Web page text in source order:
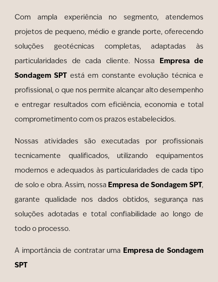
Com ampla experiência no segmento, atendemos
projetos de pequeno, médio e grande porte, oferecendo
soluções geotécnicas completas, adaptadas às
particularidades de cada cliente. Nossa Empresa de
Sondagem SPTestá em constante evolução técnica e
profissional, o que nos permite alcançar alto desempenho
e entregar resultados com eficiência, economia e total
comprometimento com os prazos estabelecidos.
Nossas atividades são executadas por profissionais
tecnicamente qualificados, utilizando equipamentos
modernos e adequados às particularidades de cada tipo
de solo e obra. Assim, nossa Empresa de Sondagem SPT,
garante qualidade nos dados obtidos, segurança nas
soluções adotadas e total confiabilidade ao longo de
todo o processo.
A importância de contratar uma Empresa de Sondagem
SPT